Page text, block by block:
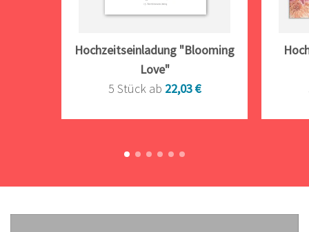
Hochzeitseinladung "Blooming
Love"
5 Stück ab 22,03 €